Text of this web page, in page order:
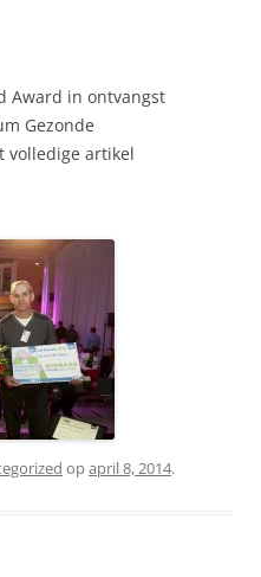
Award in ontvangst
Gezonde
volledige artikel
opapril 8, 2014.